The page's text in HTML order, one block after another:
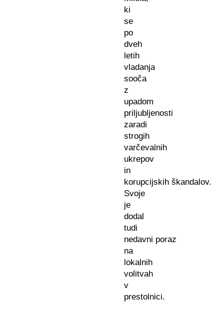
ki
se
po
dveh
letih
vladanja
sooča
z
upadom
priljubljenosti
zaradi
strogih
varčevalnih
ukrepov
in
korupcijskih škandalov.
Svoje
je
dodal
tudi
nedavni poraz
na
lokalnih
volitvah
v
prestolnici.